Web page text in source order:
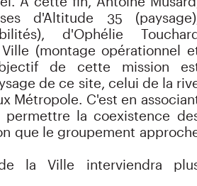
d'Altitude 35
d'Ophélie
(montage opérationnel
de cette mission
de ce site, celui de la
Métropole. C'est en
la coexistence
que le groupement
la Ville interviendra